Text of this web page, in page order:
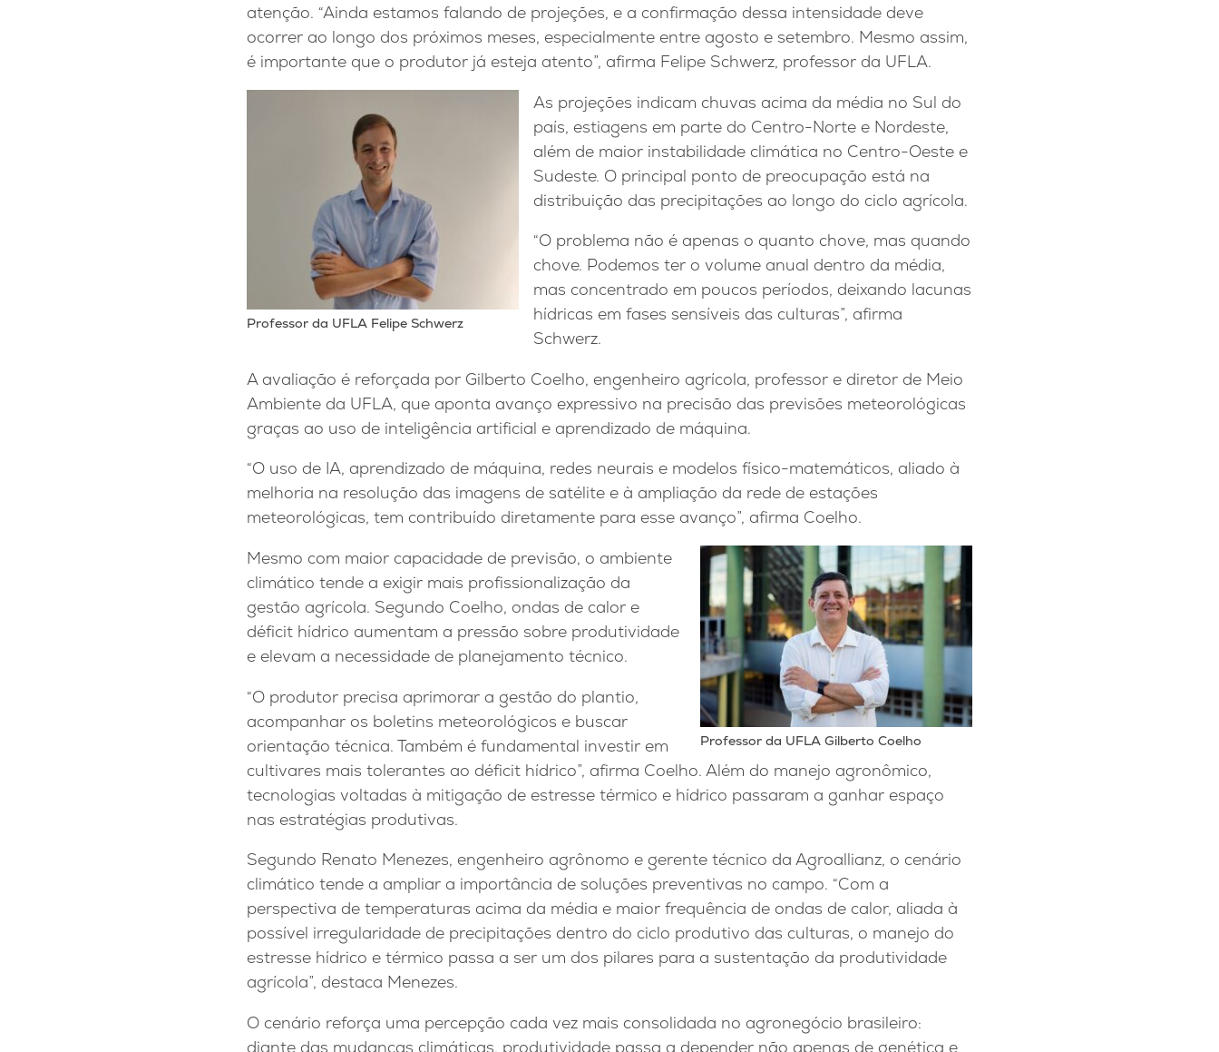
atenção. “Ainda estamos falando de projeções, e a confirmação dessa intensidade deve
ocorrer ao longo dos próximos meses, especialmente entre agosto e setembro. Mesmo assim,
é importante que o produtor já esteja atento”, afirma Felipe Schwerz, professor da UFLA.
Professor da UFLA Felipe Schwerz
As projeções indicam chuvas acima da média no Sul do
país, estiagens em parte do Centro-Norte e Nordeste,
além de maior instabilidade climática no Centro-Oeste e
Sudeste. O principal ponto de preocupação está na
distribuição das precipitações ao longo do ciclo agrícola.
“O problema não é apenas o quanto chove, mas quando
chove. Podemos ter o volume anual dentro da média,
mas concentrado em poucos períodos, deixando lacunas
hídricas em fases sensíveis das culturas”, afirma
Schwerz.
A avaliação é reforçada por Gilberto Coelho, engenheiro agrícola, professor e diretor de Meio
Ambiente da UFLA, que aponta avanço expressivo na precisão das previsões meteorológicas
graças ao uso de inteligência artificial e aprendizado de máquina.
“O uso de IA, aprendizado de máquina, redes neurais e modelos físico-matemáticos, aliado à
melhoria na resolução das imagens de satélite e à ampliação da rede de estações
meteorológicas, tem contribuído diretamente para esse avanço”, afirma Coelho.
Professor da UFLA Gilberto Coelho
Mesmo com maior capacidade de previsão, o ambiente
climático tende a exigir mais profissionalização da
gestão agrícola. Segundo Coelho, ondas de calor e
déficit hídrico aumentam a pressão sobre produtividade
e elevam a necessidade de planejamento técnico.
“O produtor precisa aprimorar a gestão do plantio,
acompanhar os boletins meteorológicos e buscar
orientação técnica. Também é fundamental investir em
cultivares mais tolerantes ao déficit hídrico”, afirma Coelho. Além do manejo agronômico,
tecnologias voltadas à mitigação de estresse térmico e hídrico passaram a ganhar espaço
nas estratégias produtivas.
Segundo Renato Menezes, engenheiro agrônomo e gerente técnico da Agroallianz, o cenário
climático tende a ampliar a importância de soluções preventivas no campo. “Com a
perspectiva de temperaturas acima da média e maior frequência de ondas de calor, aliada à
possível irregularidade de precipitações dentro do ciclo produtivo das culturas, o manejo do
estresse hídrico e térmico passa a ser um dos pilares para a sustentação da produtividade
agrícola”, destaca Menezes.
O cenário reforça uma percepção cada vez mais consolidada no agronegócio brasileiro:
diante das mudanças climáticas, produtividade passa a depender não apenas de genética e